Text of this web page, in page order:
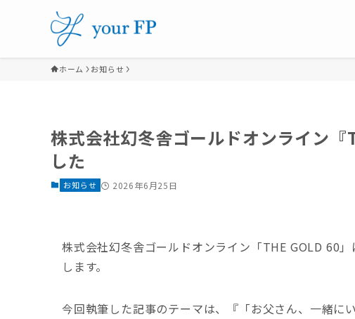
ホーム お知らせ
株式会社幻冬舎ゴールドオンライン
した
お知らせ 2026年6月25日
株式会社幻冬舎ゴールドオンライン「THE GOLD 60
します。
今回執筆した記事のテーマは、『「お父さん、一緒